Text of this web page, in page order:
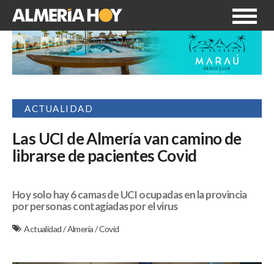
ACTUALIDAD
Las UCI de Almería van camino de
librarse de pacientes Covid
Hoy solo hay 6 camas de UCI ocupadas en la provincia
por personas contagiadas por el virus
Actualidad/Almería/Covid